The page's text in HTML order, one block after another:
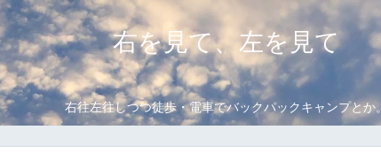
右を見て、左を見て
右往左往しつつ徒歩・電車でバックパックキャンプとか。